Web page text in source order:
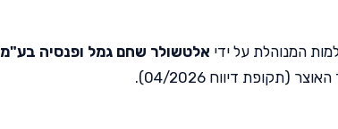
המנוהלת על ידי אלטשולר שחם גמל ופנסיה בע"מ
דיווח 04/2026).